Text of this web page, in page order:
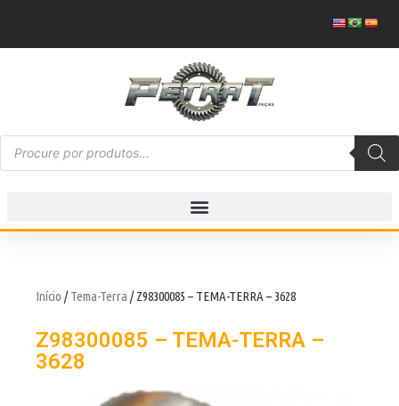
Início /Tema-Terra / Z98300085 – TEMA-TERRA – 3628
Z98300085 – TEMA-TERRA –
3628